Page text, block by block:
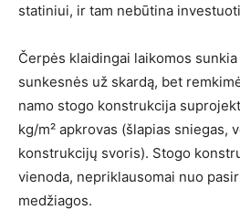
statiniui, ir tam nebūtina
Čerpės klaidingai laikomos
sunkesnės už skardą, bet
namo stogo konstrukcija
kg/m² apkrovas (šlapias sniegas,
konstrukcijų svoris). Stogo
vienoda, nepriklausomai nuo
medžiagos.